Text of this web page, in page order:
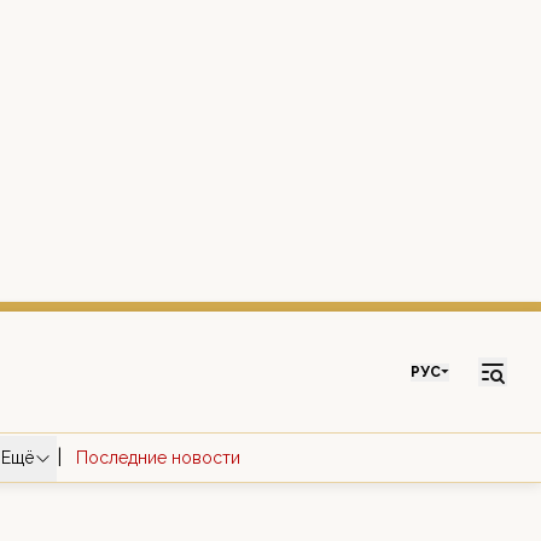
РУС
Ещё Последние новости